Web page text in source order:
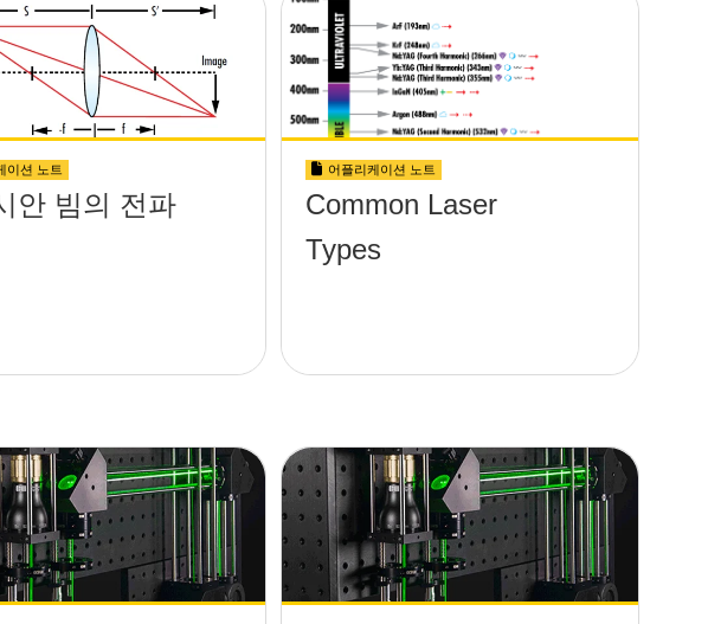
이션 노트
안 빔의 전파
어플리케이션 노트
Common Laser
Types